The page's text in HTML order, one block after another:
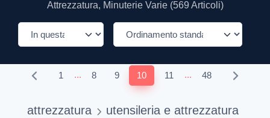
Attrezzatura, Minuterie Varie (569 Articoli)
1 ... 8 9 10 11 ... 48
attrezzatura
utensileria e attrezzatura